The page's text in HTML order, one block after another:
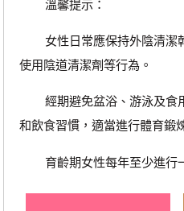
溫馨提示：
女性日常應保持外陰清潔
使用陰道清潔劑等行為。
經期避免盆浴、游泳及食
和飲食習慣，適當進行體育鍛
育齡期女性每年至少進行